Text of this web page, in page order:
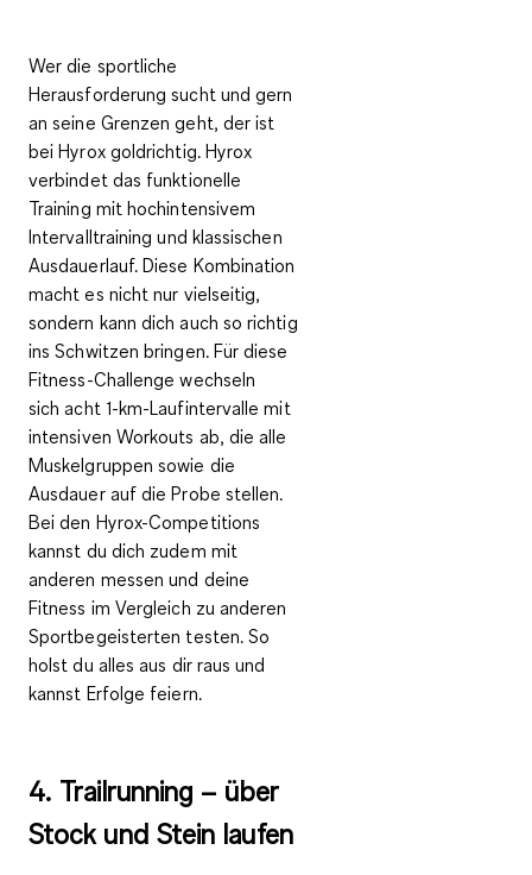
Wer die sportliche
Herausforderung sucht und gern
an seine Grenzen geht, der ist
bei Hyrox goldrichtig. Hyrox
verbindet das funktionelle
Training mit hochintensivem
Intervalltraining und klassischen
Ausdauerlauf. Diese Kombination
macht es nicht nur vielseitig,
sondern kann dich auch so richtig
ins Schwitzen bringen. Für diese
Fitness-Challenge wechseln
sichacht 1-km-Laufintervalle mit
intensiven Workouts ab, die alle
Muskelgruppen sowie die
Ausdauer auf die Probe stellen.
Bei den Hyrox-Competitions
kannst du dich zudem mit
anderen messen und deine
Fitness im Vergleich zu anderen
Sportbegeisterten testen. So
holst du alles aus dir raus und
kannst Erfolge feiern.
4. Trailrunning – über
Stock und Stein laufen